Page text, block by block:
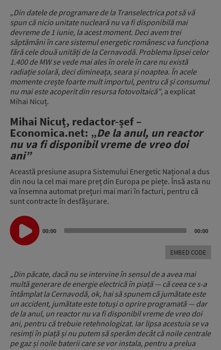
„Din datele de programare de la Transelectrica pot să vă
spun că nicio unitate nucleară nu va fi disponibilă mai
devreme de 1 iunie, la acest moment. Deci avem trei
săptămâni în care sistemul energetic românesc va funcționa
fără cele două unități de la Cernavodă. Problema lipsei celor
1.400 de MW se vede mai ales în orele în care nu există
radiație solară, deci dimineața, seara și noaptea. În acele
momente crește foarte mult importul, pentru că și consumul
nu mai este acoperit din resursa fotovoltaică”, a explicat
Mihai Nicuț.
Mihai Nicuț, redactor-șef –
Economica.net: „De la anul, un reactor
nu va fi disponibil vreme de vreo doi
ani”
Această presiune asupra Sistemului Energetic Național a dus
din nou la cel mai mare preț din Europa pe piețe. Însă asta nu
va însemna automat prețuri mai mari în facturi, pentru că
sunt contracte în desfășurare.
Audio
Player
00:00 00:00
EMBED CODE
„Din păcate, dacă nu se intervine în sensul de a avea mai
multă generare de energie electrică în piață — că ceea ce s-a
întâmplat la Cernavodă, ok, hai să spunem că jumătate este
un accident, jumătate este totuși o oprire programată — dar
de la anul, un reactor nu va fi disponibil vreme de vreo doi
ani, pentru că trebuie retehnologizat. Iar lipsa acestuia se va
resimți în piață și nu putem să sperăm decât că noile centrale
pe gaz și noile baterii care se vor instala, pentru a prelua